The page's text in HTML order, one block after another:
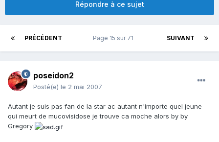
Répondre à ce sujet
PRÉCÉDENT SUIVANT
Page 15 sur 71
poseidon2
Posté(e) le 2 mai 2007
Autant je suis pas fan de la star ac autant n'importe quel jeune
qui meurt de mucovisidose je trouve ca moche alors by by
Gregory